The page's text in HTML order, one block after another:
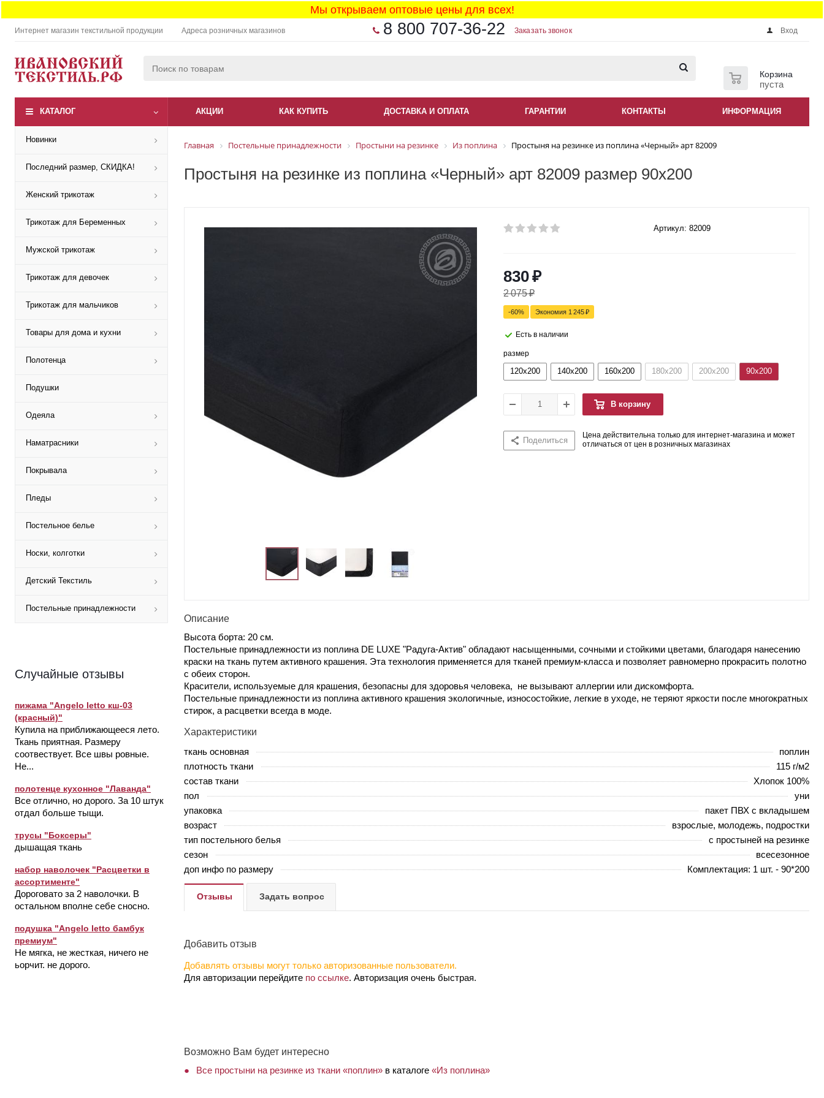
Мы открываем оптовые цены для всех!
Интернет магазин текстильной продукции Адреса розничных магазинов 8 800 707-36-22 Заказать звонок Вход
Корзина
пуста
КАТАЛОГ АКЦИИ КАК КУПИТЬ ДОСТАВКА И ОПЛАТА ГАРАНТИИ КОНТАКТЫ ИНФОРМАЦИЯ
Новинки
Последний размер, СКИДКА!
Женский трикотаж
Трикотаж для Беременных
Мужской трикотаж
Трикотаж для девочек
Трикотаж для мальчиков
Товары для дома и кухни
Полотенца
Подушки
Одеяла
Наматрасники
Покрывала
Пледы
Постельное белье
Носки, колготки
Детский Текстиль
Постельные принадлежности
Случайные отзывы
пижама "Angelo letto кш-03
(красный)"
Купила на приближающееся лето.
Ткань приятная. Размеру
соотвествует. Все швы ровные.
Не...
полотенце кухонное "Лаванда"
Все отлично, но дорого. За 10 штук
отдал больше тыщи.
трусы "Боксеры"
дышащая ткань
набор наволочек "Расцветки в
ассортименте"
Дороговато за 2 наволочки. В
остальном вполне себе сносно.
подушка "Angelo letto бамбук
премиум"
Не мягка, не жесткая, ничего не
ьорчит. не дорого.
Главная Постельные принадлежности Простыни на резинке Из поплина Простыня на резинке из поплина «Черный» арт 82009
Простыня на резинке из поплина «Черный» арт 82009 размер 90x200
Артикул: 82009
830₽
2 075₽
-60% Экономия 1 245₽
Есть в наличии
размер
120x200 140x200 160x200 180x200 200x200 90x200
В корзину
Поделиться
Цена действительна только для интернет-магазина и может
отличаться от цен в розничных магазинах
Описание
Высота борта: 20 см.
Постельные принадлежности из поплина DE LUXE "Радуга-Актив" обладают насыщенными, сочными и стойкими цветами, благодаря нанесению
краски на ткань путем активного крашения. Эта технология применяется для тканей премиум-класса и позволяет равномерно прокрасить полотно
с обеих сторон.
Красители, используемые для крашения, безопасны для здоровья человека, не вызывают аллергии или дискомфорта.
Постельные принадлежности из поплина активного крашения экологичные, износостойкие, легкие в уходе, не теряют яркости после многократных
стирок, а расцветки всегда в моде.
Характеристики
ткань основная
поплин
плотность ткани
115 г/м2
состав ткани
Хлопок 100%
пол
уни
упаковка
пакет ПВХ с вкладышем
возраст
взрослые, молодежь, подростки
тип постельного белья
с простыней на резинке
сезон
всесезонное
доп инфо по размеру
Комплектация: 1 шт. - 90*200
Отзывы Задать вопрос
Добавить отзыв
Добавлять отзывы могут только авторизованные пользователи.
Для авторизации перейдите по ссылке. Авторизация очень быстрая.
Возможно Вам будет интересно
Все простыни на резинке из ткани «поплин» в каталоге «Из поплина»